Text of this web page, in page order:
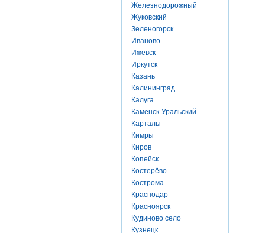
Железнодорожный
Жуковский
Зеленогорск
Иваново
Ижевск
Иркутск
Казань
Калининград
Калуга
Каменск-Уральский
Карталы
Кимры
Киров
Копейск
Костерёво
Кострома
Краснодар
Красноярск
Кудиново село
Кузнецк